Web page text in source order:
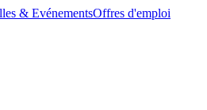
& EvénementsOffres d'emploi